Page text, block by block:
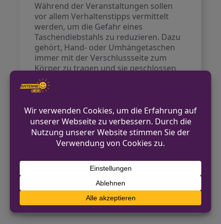
Während der Veranstaltungen sollen
vor allem Verhaltenstipps vermittelt
werden, um die Gefahr eines
Taschendiebstahls zu reduzieren. Dazu
gehört, Hand- oder Umhängetaschen
immer mit der Verschlussseite zum
Körper zu tragen und sie geschlossen
zu halten. Auch das Tragen von
Wertsachen in Brust- und Gürteltaschen
Opfer eines Taschendiebstahls sollten
sofort ihre Zahlungskarten sperren
lassen. Die Nummer des Sperrnotrufes
lautet 116 116. Zudem sollte der Vorfall
umgehend der Polizei gemeldet
werden, um eine Sperrung von
Debitkarten für das
Lastschriftverfahren vorzunehmen.